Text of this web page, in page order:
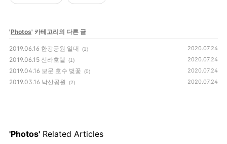
'Photos' 카테고리의 다른 글
2019.06.16 한강공원 일대 (1) 2020.07.24
2019.06.15 신라호텔 (1) 2020.07.24
2019.04.16 보문 호수 벚꽃 (0) 2020.07.24
2019.03.16 낙산공원 (2) 2020.07.24
'Photos' Related Articles